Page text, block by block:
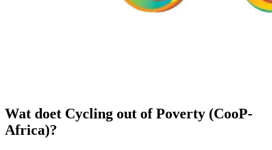
Wat doet Cycling out of Poverty (CooP-
Africa)?